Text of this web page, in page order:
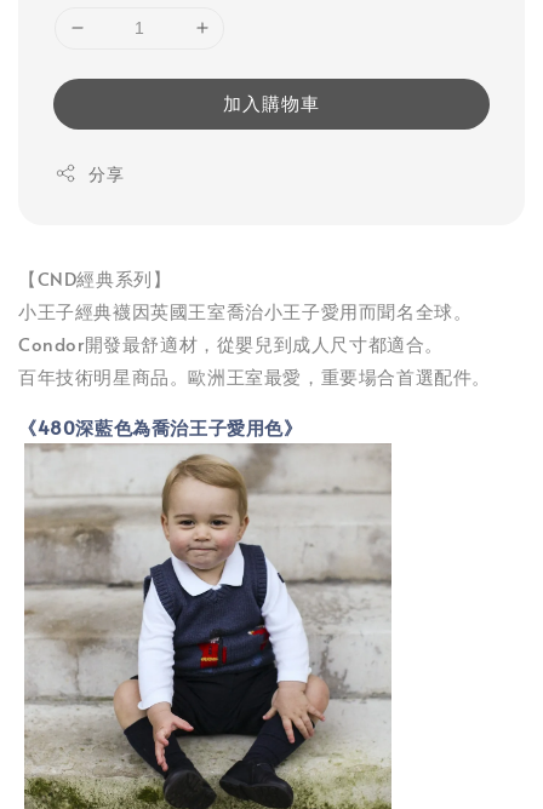
加入購物車
分享
【CND經典系列】
小王子經典襪因英國王室喬治小王子愛用而聞名全球。
Condor開發最舒適材，從嬰兒到成人尺寸都適合。
百年技術明星商品。歐洲王室最愛，重要場合首選配件。
《480深藍色為喬治王子愛用色》